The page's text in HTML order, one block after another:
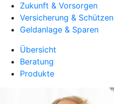
Zukunft & Vorsorgen
Versicherung & Schützen
Geldanlage & Sparen
Übersicht
Beratung
Produkte